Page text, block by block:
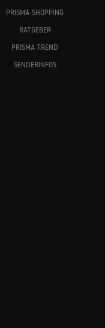
PRISMA-SHOPPING
RATGEBER
PRISMA TREND
SENDERINFOS